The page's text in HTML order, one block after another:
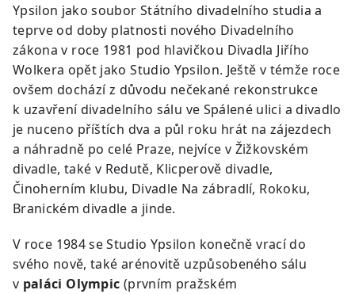
Ypsilon jako soubor Státního divadelního studia a
teprve od doby platnosti nového Divadelního
zákona v roce 1981 pod hlavičkou Divadla Jiřího
Wolkera opět jako Studio Ypsilon. Ještě v témže roce
ovšem dochází z důvodu nečekané rekonstrukce
k uzavření divadelního sálu ve Spálené ulici a divadlo
je nuceno příštích dva a půl roku hrát na zájezdech
a náhradně po celé Praze, nejvíce v Žižkovském
divadle, také v Redutě, Klicperově divadle,
Činoherním klubu, Divadle Na zábradlí, Rokoku,
Branickém divadle a jinde.
V roce 1984 se Studio Ypsilon konečně vrací do
svého nově, také arénovitě uzpůsobeného sálu
v paláci Olympic (prvním pražském